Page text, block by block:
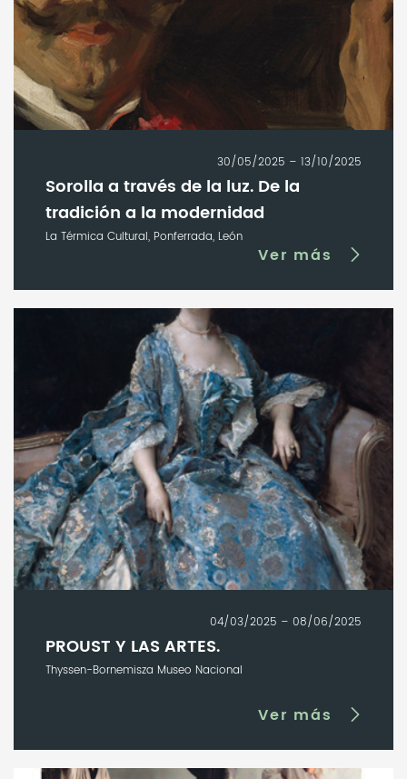
30/05/2025 – 13/10/2025
Sorolla a través de la luz. De la
tradición a la modernidad
La Térmica Cultural, Ponferrada, León
Ver más
04/03/2025 – 08/06/2025
PROUST Y LAS ARTES.
Thyssen-Bornemisza Museo Nacional
Ver más